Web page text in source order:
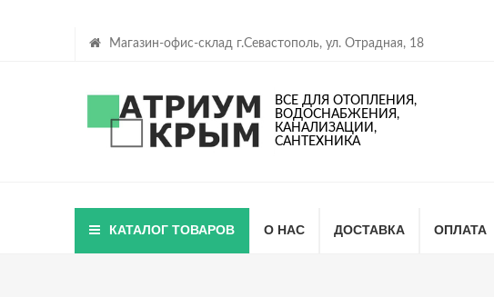
Магазин-офис-склад г.Севастополь, ул. Отрадная, 18
ВСЕ ДЛЯ ОТОПЛЕНИЯ,
ВОДОСНАБЖЕНИЯ,
КАНАЛИЗАЦИИ,
САНТЕХНИКА
КАТАЛОГ ТОВАРОВ О НАС ДОСТАВКА ОПЛАТА